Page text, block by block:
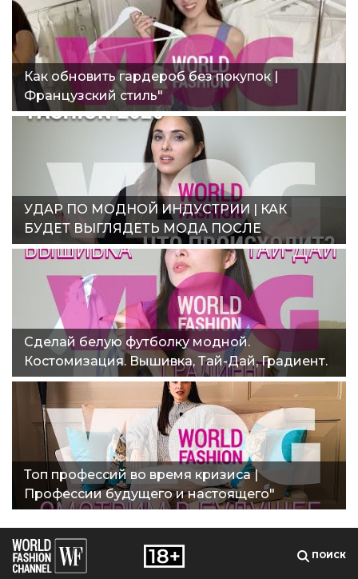
Как обновить гардероб без покупок |
Французский стиль"
УДАР ПО МОДНОЙ ИНДУСТРИИ | КАК
БУДЕТ ВЫГЛЯДЕТЬ МОДА ПОСЛЕ
ЛОКДАУНА?"
Сделай белую футболку модной.
Костомизация. Вышивка, Тай-Дай, Градиент.
World fashion vlog 4"
Топ профессий во время кризиса |
Профессии будущего и настоящего"
ПОИСК